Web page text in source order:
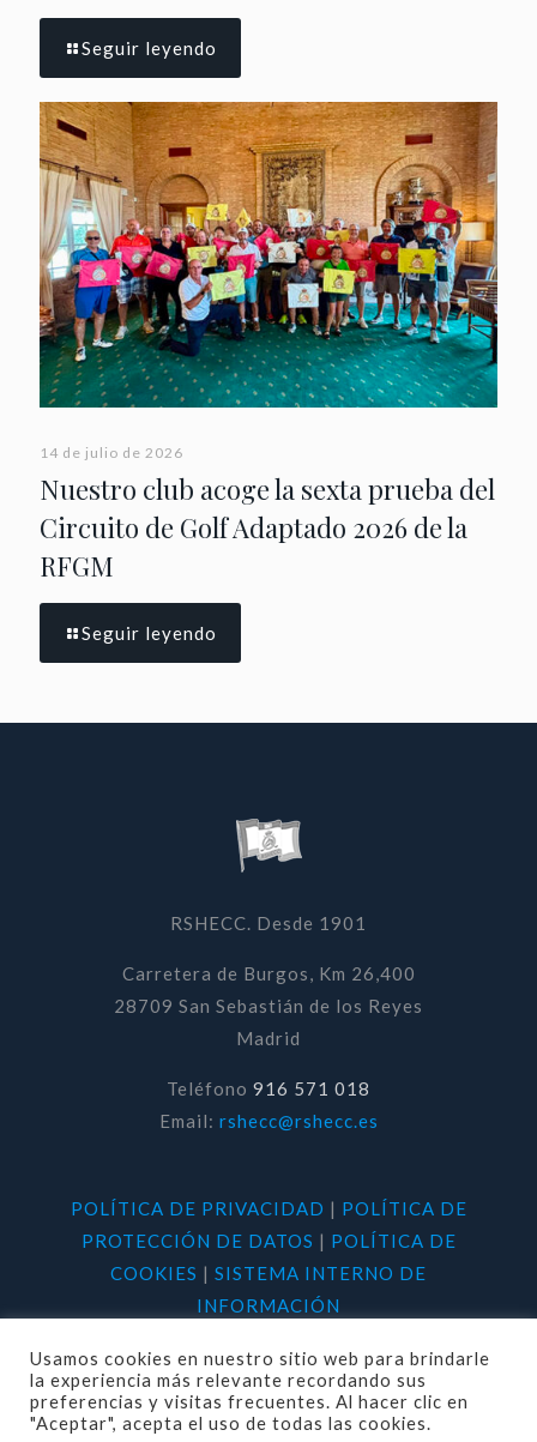
Seguir leyendo
14 de julio de 2026
Nuestro club acoge la sexta prueba del
Circuito de Golf Adaptado 2026 de la
RFGM
Seguir leyendo
RSHECC. Desde 1901
Carretera de Burgos, Km 26,400
28709 San Sebastián de los Reyes
Madrid
Teléfono 916 571 018
Email: rshecc@rshecc.es
POLÍTICA DE PRIVACIDAD | POLÍTICA DE
PROTECCIÓN DE DATOS | POLÍTICA DE
COOKIES | SISTEMA INTERNO DE
INFORMACIÓN
Usamos cookies en nuestro sitio web para brindarle
la experiencia más relevante recordando sus
preferencias y visitas frecuentes. Al hacer clic en
"Aceptar", acepta el uso de todas las cookies.